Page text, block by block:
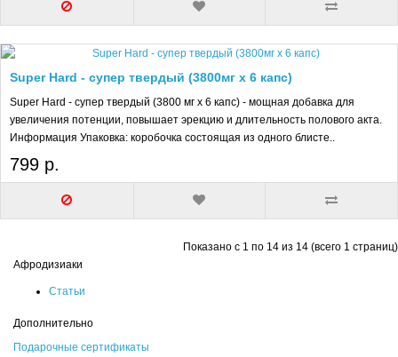
Super Hard - супер твердый (3800мг х 6 капс)
Super Hard - супер твердый (3800 мг х 6 капс) - мощная добавка для
увеличения потенции, повышает эрекцию и длительность полового акта.
Информация Упаковка: коробочка состоящая из одного блисте..
799 р.
Показано с 1 по 14 из 14 (всего 1 страниц)
Афродизиаки
Статьи
Дополнительно
Подарочные сертификаты